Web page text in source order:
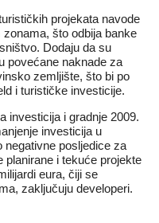
projekata navode
što odbija banke
Dodaju da su
povećane naknade za
zemljište, što bi po
i turističke investicije.
investicija i gradnje 2009.
investicija u
negativne posljedice za
planirane i tekuće projekte
eura, čiji se
zaključuju developeri.